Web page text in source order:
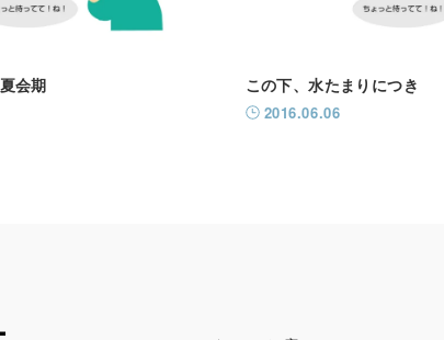
会期 この下、水たまりにつき
2016.06.06